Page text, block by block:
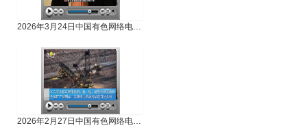
2026年3月24日中国有色网络电视新闻
2026年2月27日中国有色网络电视新闻